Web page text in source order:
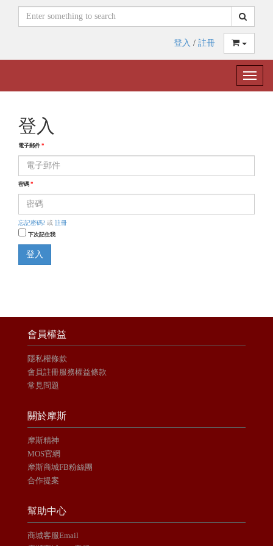
登入 / 註冊
Toggle
登入
電子郵件 *
密碼 *
忘記密碼? 或 註冊
下次記住我
登入
會員權益
隱私權條款
會員註冊服務權益條款
常見問題
關於摩斯
摩斯精神
MOS官網
摩斯商城FB粉絲團
合作提案
幫助中心
商城客服Email